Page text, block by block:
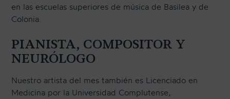
en las escuelas superiores de música de Basilea y de
Colonia.
PIANISTA, COMPOSITOR Y
NEURÓLOGO
Nuestro artista del mes también es Licenciado en
Medicina por la Universidad Complutense,